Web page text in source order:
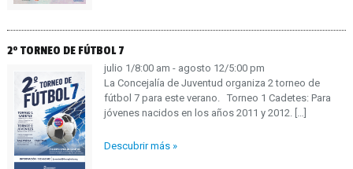
2º TORNEO DE FÚTBOL 7
julio 1/8:00 am - agosto 12/5:00 pm
La Concejalía de Juventud organiza 2 torneo de
fútbol 7 para este verano. Torneo 1 Cadetes: Para
jóvenes nacidos en los años 2011 y 2012.[…]
Descubrir más »